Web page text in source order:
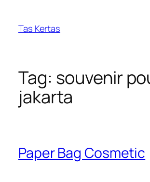
content
Tas Kertas
Tag: souvenir
jakarta
Paper Bag Cosmetic